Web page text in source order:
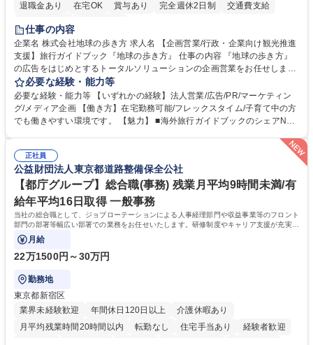
退職金あり
在宅OK 賞与あり 完全週休2日制
交通費支給
駅近5分以内
仕事の内容
企業名 株式会社地球の歩き方 求人名 【企画営業/行政・企業向け観光推進
支援】旅行ガイドブック『地球の歩き方』 仕事の内容 『地球の歩き方』
の広告をはじめとするトータルソリューションの企画営業をお任せしま
す。クライアントは、観光（海外旅行、国内旅行、インバウンド）で地域
や事業を推進したい国内外の行政や企業です。 【業務詳細】■『地球の歩
き方』は海外旅行ガイドブックのNo.1ブランドであり、国内旅行において
も牽引しております。観光推進支援においても、業界を牽引する意欲的な
国策事業です。「GOOD LUCK TRIP」は、海外旅行ガイドブックと同様
に、インバウンドのトップブランドに成長しております■旅が業務であ
り、日常です。旅好きにはこれ以上ない環境です 募集職種 【企画営業/行
政・企業向け観光推進支援】旅行ガイドブック『地球の歩き方』
必要な経験・能力等
必要な経験・能力等 【いずれかの経験】法人営業/広告/PR/マーケティン
グ/メディア企画 【働き方】在宅勤務可能/フレックスタイム/子育て中の方
でも働きやすい環境です。 【魅力】 ■海外旅行ガイドブックのシェアNo.1
ることが可能です。 ■国内旅行ガイドブックは立ち上げ間もない新規事業
であり、「地球の歩き方」としてどう取り組むか、共に形を作るコアメン
バーとして活躍いただきます。 学歴・資格 学歴：大学院 大学 語学力： 資
格：
正社員
公益財団法人東京都道路整備保全公社
【都庁グループ】総合職(事務) 残業月平均9時間未満/有
給年平均16日取得 一般事務
当社の総合職として、ジョブローテーションによる人事経理部門や収益事業等のフロント
部門の部署等幅広い部署での業務をお任せいたします。研修制度やキャリア支援が充実し
ております！ ※下記業務詳細
月給
22万1500円～30万円
勤務地
東京都新宿区
業界未経験歓迎
年間休日120日以上
介護休暇あり
月平均残業時間20時間以内
転勤なし 住宅手当あり
経験者歓迎